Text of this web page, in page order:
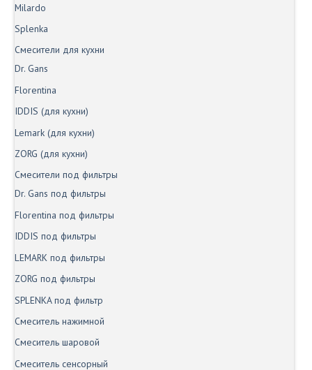
Milardo
Splenka
Смесители для кухни
Dr. Gans
Florentina
IDDIS (для кухни)
Lemark (для кухни)
ZORG (для кухни)
Смесители под фильтры
Dr. Gans под фильтры
Florentina под фильтры
IDDIS под фильтры
LEMARK под фильтры
ZORG под фильтры
SPLENKA под фильтр
Смеситель нажимной
Смеситель шаровой
Смеситель сенсорный